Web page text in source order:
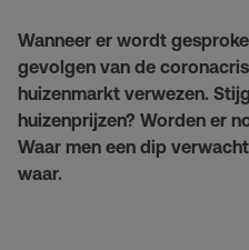
Wanneer er wordt
gevolgen van de
huizenmarkt verwezen.
huizenprijzen? Worden er
Waar men een dip
waar.